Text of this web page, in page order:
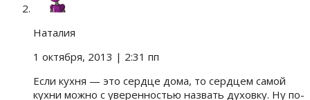
Наталия
1 октября, 2013 | 2:31 пп
Если кухня — это сердце дома, то сердцем самой
кухни можно с уверенностью назвать духовку. Ну по-